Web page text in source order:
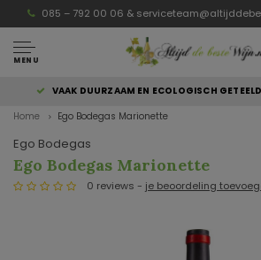
085 – 792 00 06 &
MENU
VAAK DUURZAAM EN ECOLOGISCH
Home
Ego Bodegas Marionette
Ego Bodegas
Ego Bodegas Marionette
0 reviews - je beoordeling